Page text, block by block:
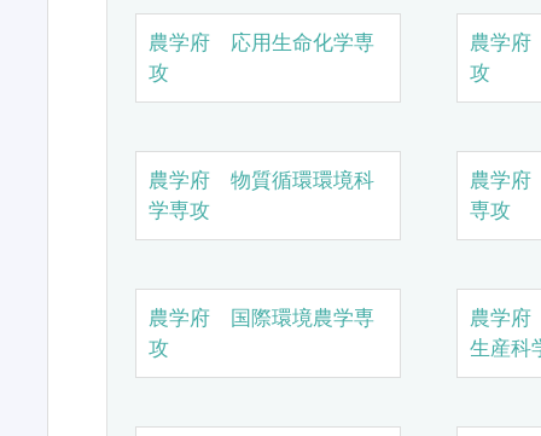
農学府 応用生命化学専
攻
農学
攻
農学府 物質循環環境科
学専攻
農学
専攻
農学府 国際環境農学専
攻
農学
生産科